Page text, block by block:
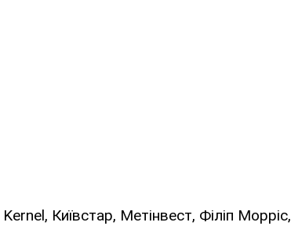
Київстар, Метінвест, Філіп Морріс,